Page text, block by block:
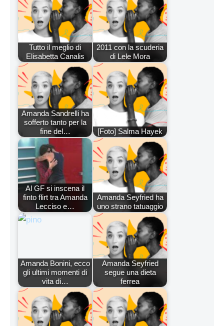
Tutto il meglio di
Elisabetta Canalis
2011 con la scuderia
di Lele Mora
Amanda Sandrelli ha
sofferto tanto per la
fine del…
[Foto] Salma Hayek
Al GF si inscena il
finto flirt tra Amanda
Lecciso e…
Amanda Seyfried ha
uno strano tatuaggio
Amanda Bonini, ecco
gli ultimi momenti di
vita di…
Amanda Seyfried
segue una dieta
ferrea